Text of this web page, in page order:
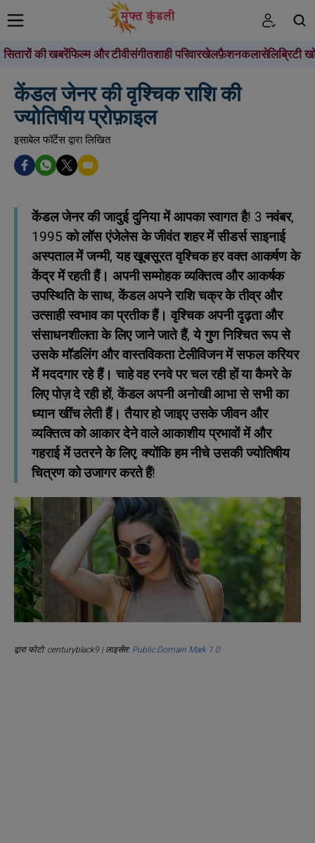
सितारों की खबरेंफिल्म और टीवीसंगीतशाही परिवारखेलफ़ैशनकलासेलिब्रिटी
खोजें
केंडल जेनर की वृश्चिक राशि की
ज्योतिषीय प्रोफ़ाइल
इसाबेल फॉर्टेस द्वारा लिखित
केंडल जेनर की जादुई दुनिया में आपका स्वागत है! 3 नवंबर,
1995 को लॉस एंजेलेस के जीवंत शहर में सीडर्स साइनाई
अस्पताल में जन्मी, यह खूबसूरत वृश्चिक हर वक्त आकर्षण के
केंद्र में रहती हैं। अपनी सम्मोहक व्यक्तित्व और आकर्षक
उपस्थिति के साथ, केंडल अपने राशि चक्र के तीव्र और
उत्साही स्वभाव का प्रतीक हैं। वृश्चिक अपनी दृढ़ता और
संसाधनशीलता के लिए जाने जाते हैं, ये गुण निश्चित रूप से
उसके मॉडलिंग और वास्तविकता टेलीविजन में सफल करियर
में मददगार रहे हैं। चाहे वह रनवे पर चल रही हों या कैमरे के
लिए पोज़ दे रही हों, केंडल अपनी अनोखी आभा से सभी का
ध्यान खींच लेती हैं। तैयार हो जाइए उसके जीवन और
व्यक्तित्व को आकार देने वाले आकाशीय प्रभावों में और
गहराई में उतरने के लिए, क्योंकि हम नीचे उसकी ज्योतिषीय
चित्रण को उजागर करते हैं!
द्वारा फोटो: centuryblack9 | लाइसेंस: Public Domain Mark 1.0